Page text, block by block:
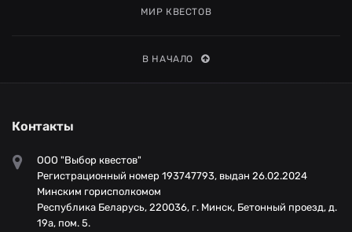
МИР КВЕСТОВ
В НАЧАЛО
Контакты
ООО "Выбор квестов"
Регистрационный номер 193747793, выдан 26.02.2024
Минским горисполкомом
Республика Беларусь, 220036, г. Минск, Бетонный проезд, д.
19а, пом. 5.